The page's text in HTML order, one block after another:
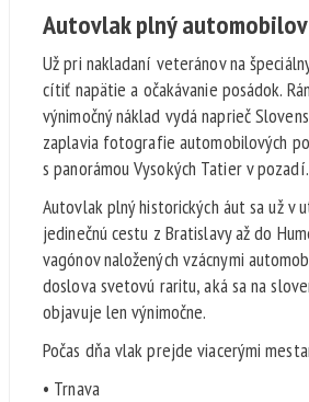
Autovlak plný
Už pri nakladaní veteránov na
cítiť napätie a očakávanie posádok.
výnimočný náklad vydá naprieč
zaplavia fotografie automobilových
s panorámou Vysokých Tatier v pozadí.
Autovlak plný historických áut sa už v
jedinečnú cestu z Bratislavy až do
vagónov naložených vzácnymi
doslova svetovú raritu, aká sa na
objavuje len výnimočne.
Počas dňa vlak prejde viacerými
• Trnava